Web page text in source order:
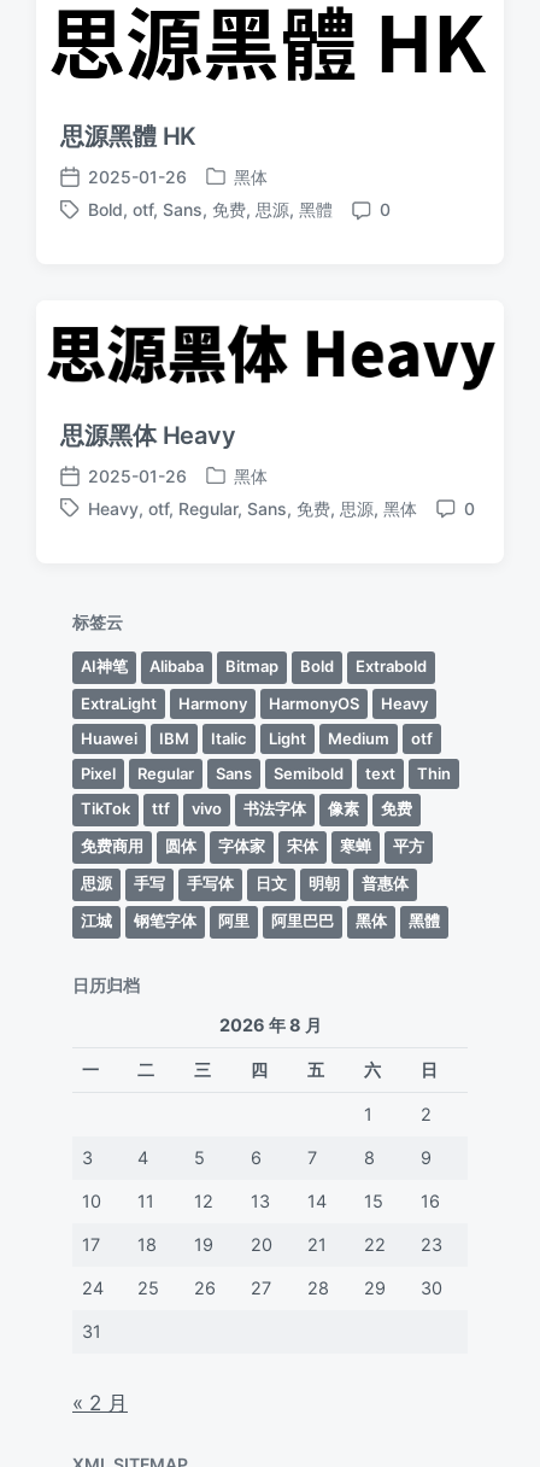
思源黑體 HK
发
布
2025-01-26
发
布
黑体
标
Bold, otf, Sans, 免费, 思源, 黑體
评
0
思源黑体 Heavy
发
布
2025-01-26
发
布
黑体
标
Heavy, otf, Regular, Sans, 免费, 思源, 黑体
评
0
标签云
AI神笔 Alibaba Bitmap Bold
Extrabold
ExtraLight
Harmony HarmonyOS
Heavy
Huawei
IBM Italic Light Medium
otf
Pixel
Regular Sans Semibold text
Thin
TikTok
ttf vivo 书法字体 像素
免费
免费商用
圆体 字体家 宋体 寒蝉
平方
思源
手写 手写体 日文 明朝
普惠体
江城
钢笔字体 阿里 阿里巴巴 黑体 黑體
日历归档
2026 年 8 月
一 二 三 四 五 六 日
1 2
3 4 5 6 7 8 9
10 11 12 13 14 15 16
17 18 19 20 21 22 23
24 25 26 27 28 29 30
31
« 2 月